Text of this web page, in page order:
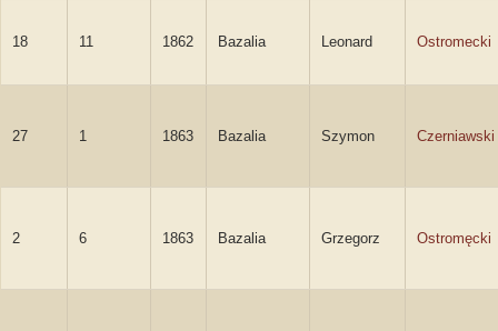
18 11 1862 Bazalia Leonard Ostromecki
27 1 1863 Bazalia Szymon Czerniawski
2 6 1863 Bazalia Grzegorz Ostromęcki